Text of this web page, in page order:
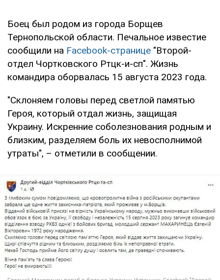
Боец был родом из города Борщев
Тернопольской области. Печальное известие
сообщили на Facebook-странице "Второй-
отдел Чортковского Ртцк-и-сп". Жизнь
командира оборвалась 15 августа 2023 года.
"Склоняем головы перед светлой памятью
Героя, который отдал жизнь, защищая
Украину. Искренние соболезнования родным и
близким, разделяем боль их невосполнимой
утраты", – отметили в сообщении.